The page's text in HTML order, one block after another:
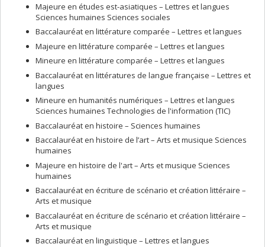
Majeure en études est-asiatiques – Lettres et langues
Sciences humaines Sciences sociales
Baccalauréat en littérature comparée – Lettres et langues
Majeure en littérature comparée – Lettres et langues
Mineure en littérature comparée – Lettres et langues
Baccalauréat en littératures de langue française – Lettres et
langues
Mineure en humanités numériques – Lettres et langues
Sciences humaines Technologies de l'information (TIC)
Baccalauréat en histoire – Sciences humaines
Baccalauréat en histoire de l’art – Arts et musique Sciences
humaines
Majeure en histoire de l'art – Arts et musique Sciences
humaines
Baccalauréat en écriture de scénario et création littéraire –
Arts et musique
Baccalauréat en écriture de scénario et création littéraire –
Arts et musique
Baccalauréat en linguistique – Lettres et langues